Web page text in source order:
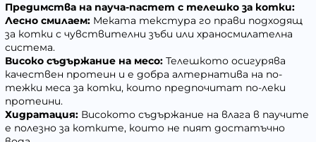
Предимства на пауча-пастет с телешко за котки:
Лесно смилаем: Меката текстура го прави подходящ
за котки с чувствителни зъби или храносмилателна
система.
Високо съдържание на месо: Телешкото осигурява
качествен протеин и е добра алтернатива на по-
тежки меса за котки, които предпочитат по-леки
протеини.
Хидратация: Високото съдържание на влага в паучите
е полезно за котките, които не пият достатъчно